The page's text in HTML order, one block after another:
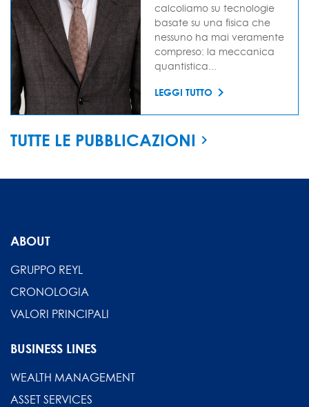
calcoliamo su tecnologie
basate su una fisica che
nessuno ha mai veramente
compreso: la meccanica
quantistica...
LEGGI TUTTO
TUTTE LE PUBBLICAZIONI
ABOUT
GRUPPO REYL
CRONOLOGIA
VALORI PRINCIPALI
BUSINESS LINES
WEALTH MANAGEMENT
ASSET SERVICES